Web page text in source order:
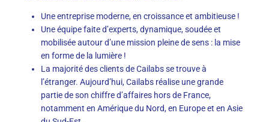
Une entreprise moderne, en croissance et ambitieuse !
Une équipe faite d’experts, dynamique, soudée et
mobilisée autour d’une mission pleine de sens : la mise
en forme de la lumière !
La majorité des clients de Cailabs se trouve à
l’étranger. Aujourd’hui, Cailabs réalise une grande
partie de son chiffre d’affaires hors de France,
notamment en Amérique du Nord, en Europe et en Asie